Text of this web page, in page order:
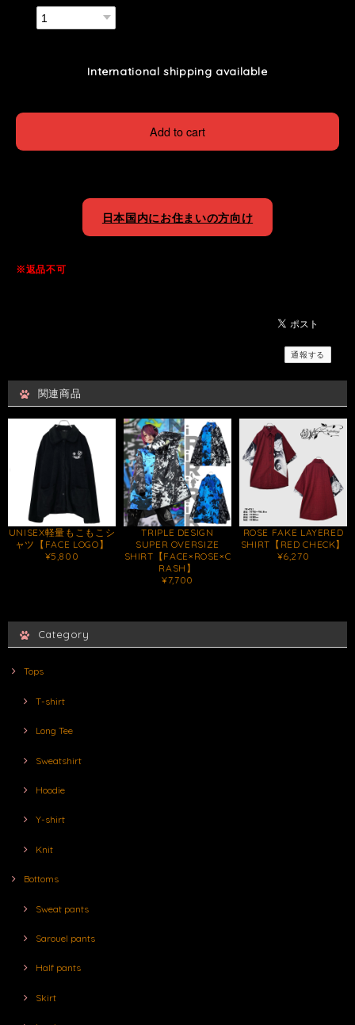
International shipping available
Add to cart
日本国内にお住まいの方向け
※返品不可
通報する
関連商品
UNISEX軽量もこもこシ
ャツ【FACE LOGO】
¥5,800
TRIPLE DESIGN
SUPER OVERSIZE
SHIRT【FACE×ROSE×C
RASH】
¥7,700
ROSE FAKE LAYERED
SHIRT【RED CHECK】
¥6,270
Category
Tops
T-shirt
Long Tee
Sweatshirt
Hoodie
Y-shirt
Knit
Bottoms
Sweat pants
Sarouel pants
Half pants
Skirt